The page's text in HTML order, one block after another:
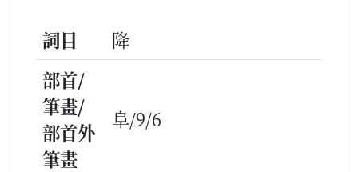
詞目
降
部首/
筆畫/
部首外
筆畫
阜/9/6